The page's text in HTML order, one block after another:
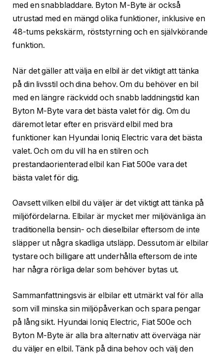
med en snabbladdare. Byton M-Byte är också
utrustad med en mängd olika funktioner, inklusive en
48-tums pekskärm, röststyrning och en självkörande
funktion.
När det gäller att välja en elbil är det viktigt att tänka
på din livsstil och dina behov. Om du behöver en bil
med en längre räckvidd och snabb laddningstid kan
Byton M-Byte vara det bästa valet för dig. Om du
däremot letar efter en prisvärd elbil med bra
funktioner kan Hyundai Ioniq Electric vara det bästa
valet. Och om du vill ha en stilren och
prestandaorienterad elbil kan Fiat 500e vara det
bästa valet för dig.
Oavsett vilken elbil du väljer är det viktigt att tänka på
miljöfördelarna. Elbilar är mycket mer miljövänliga än
traditionella bensin- och dieselbilar eftersom de inte
släpper ut några skadliga utsläpp. Dessutom är elbilar
tystare och billigare att underhålla eftersom de inte
har några rörliga delar som behöver bytas ut.
Sammanfattningsvis är elbilar ett utmärkt val för alla
som vill minska sin miljöpåverkan och spara pengar
på lång sikt. Hyundai Ioniq Electric, Fiat 500e och
Byton M-Byte är alla bra alternativ att överväga när
du väljer en elbil. Tänk på dina behov och välj den